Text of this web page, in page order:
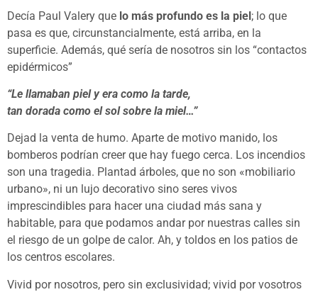
Decía Paul Valery que lo más profundo es la piel; lo que
pasa es que, circunstancialmente, está arriba, en la
superficie. Además, qué sería de nosotros sin los “contactos
epidérmicos”
“Le llamaban piel y era como la tarde,
tan dorada como el sol sobre la miel…”
Dejad la venta de humo. Aparte de motivo manido, los
bomberos podrían creer que hay fuego cerca. Los incendios
son una tragedia. Plantad árboles, que no son «mobiliario
urbano», ni un lujo decorativo sino seres vivos
imprescindibles para hacer una ciudad más sana y
habitable, para que podamos andar por nuestras calles sin
el riesgo de un golpe de calor. Ah, y toldos en los patios de
los centros escolares.
Vivid por nosotros, pero sin exclusividad; vivid por vosotros